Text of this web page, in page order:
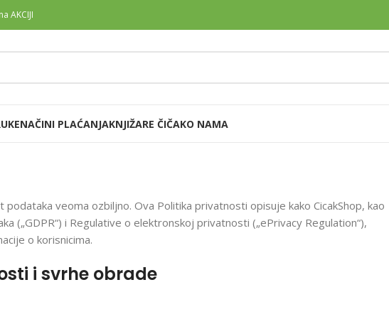
AKCIJI
NAČINI PLAĆANJAKNJIŽARE ČIČAKO NAMA
podataka veoma ozbiljno. Ova Politika privatnosti opisuje kako CicakShop, kao
(„GDPR“) i Regulative o elektronskoj privatnosti („ePrivacy Regulation“),
o korisnicima.
i svrhe obrade